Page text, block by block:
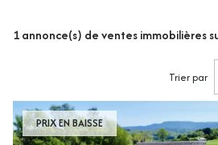
1annonce(s) de ventes immobilières
Trier par
PRIX EN BAISSE